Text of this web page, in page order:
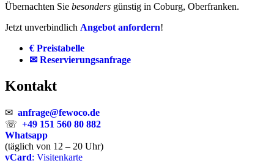
Übernachten Sie besonders günstig in Coburg, Oberfranken.
Jetzt unverbindlich Angebot anfordern!
€ Preistabelle
✉ Reservierungsanfrage
Kontakt
✉ anfrage@fewoco.de
☏ +49 151 560 80 882
Whatsapp
(täglich von 12 – 20 Uhr)
vCard: Visitenkarte